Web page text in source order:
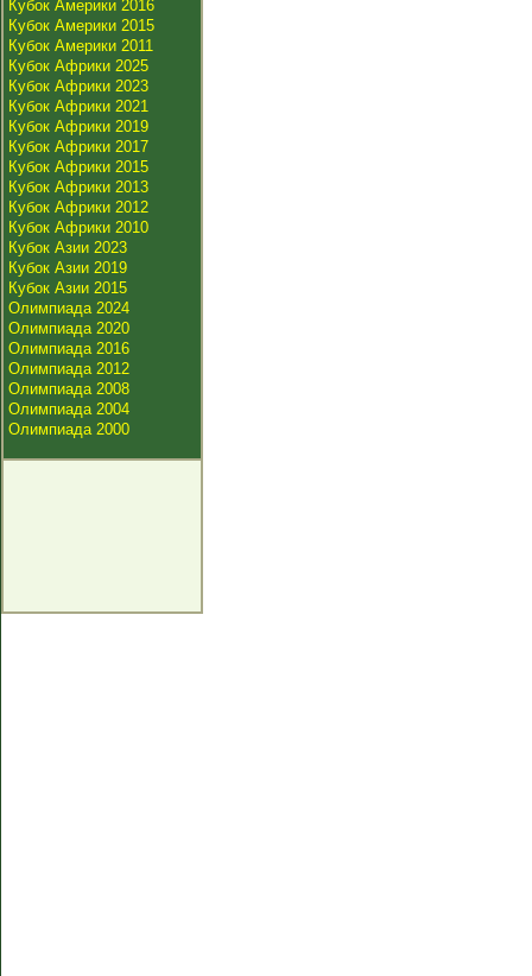
Кубок Америки 2016
Кубок Америки 2015
Кубок Америки 2011
Кубок Африки 2025
Кубок Африки 2023
Кубок Африки 2021
Кубок Африки 2019
Кубок Африки 2017
Кубок Африки 2015
Кубок Африки 2013
Кубок Африки 2012
Кубок Африки 2010
Кубок Азии 2023
Кубок Азии 2019
Кубок Азии 2015
Олимпиада 2024
Олимпиада 2020
Олимпиада 2016
Олимпиада 2012
Олимпиада 2008
Олимпиада 2004
Олимпиада 2000